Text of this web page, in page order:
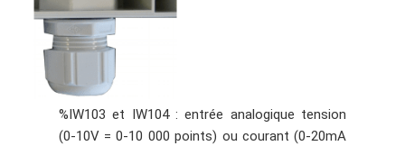
%IW103 et IW104 : entrée analogique tension
(0-10V = 0-10 000 points) ou courant (0-20mA